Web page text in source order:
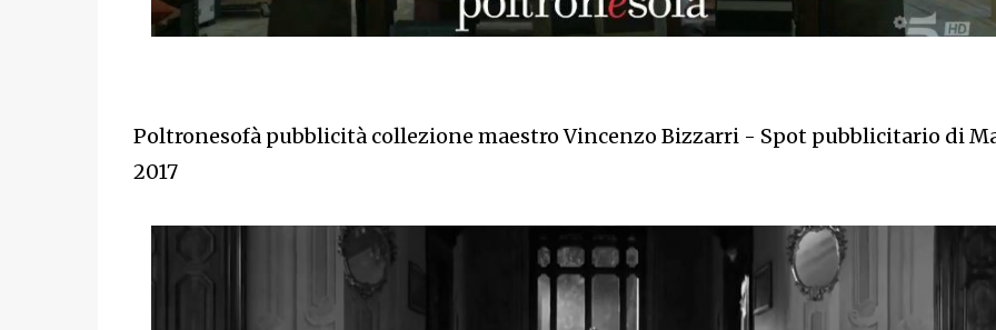
Poltronesofà pubblicità collezione maestro Vincenzo Bizzarri - Spot pubblicitario di
2017